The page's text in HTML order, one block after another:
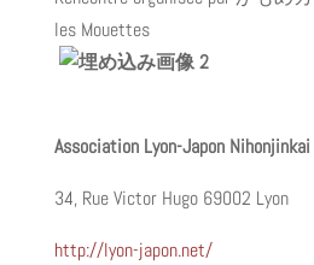
les Mouettes
Association Lyon-Japon Nihonjinkai
34, Rue Victor Hugo 69002 Lyon
http://lyon-japon.net/